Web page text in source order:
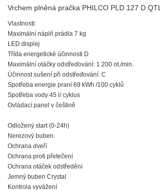
Vrchem plněná pračka PHILCO PLD 127 D QTL
Vlastnosti:
Maximální náplň prádla 7 kg
LED displej
Třída energetické účinnosti D
Maximální otáčky odstřeďování: 1 200 ot./min.
Účinnost sušení při odstřeďování: C
Spotřeba energie praní 69 kWh /100 cyklů
Spotřeba vody 45 l/ cyklus
Ovládací panel v češtině
Odložený start (0-24h)
Nerezový buben
Ochrana dveří
Ochrana proti přetečení
Ochrana otáček odstředění
Jemný buben Crystal
Kontrola vyvážení